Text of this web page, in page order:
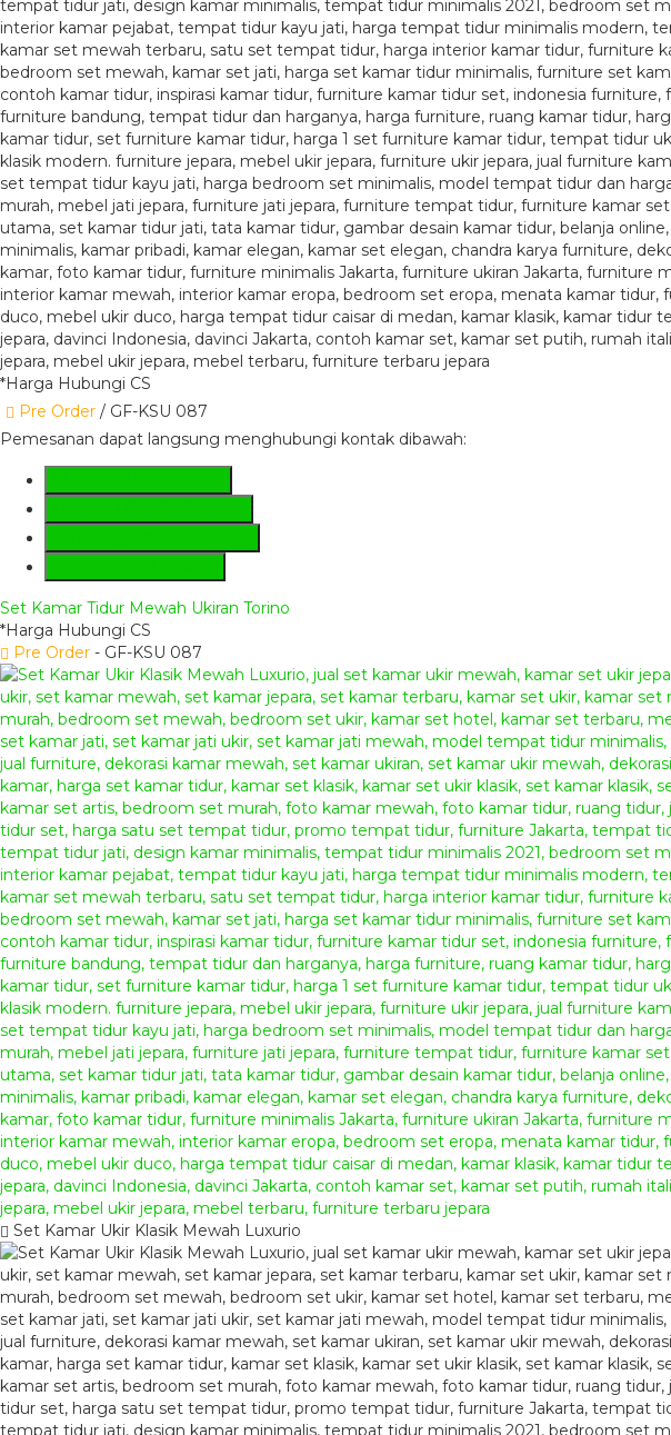
*Harga Hubungi CS
Pre Order / GF-KSU 087
Pemesanan dapat langsung menghubungi kontak dibawah:
Set Kamar Tidur Mewah Ukiran Torino
*Harga Hubungi CS
Pre Order - GF-KSU 087
Set Kamar Ukir Klasik Mewah Luxurio